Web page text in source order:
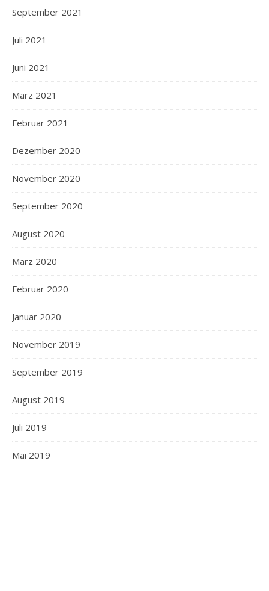
September 2021
Juli 2021
Juni 2021
März 2021
Februar 2021
Dezember 2020
November 2020
September 2020
August 2020
März 2020
Februar 2020
Januar 2020
November 2019
September 2019
August 2019
Juli 2019
Mai 2019